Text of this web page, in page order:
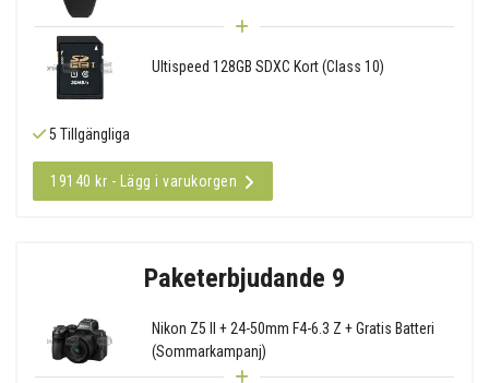
Ultispeed 128GB SDXC Kort (Class 10)
5 Tillgängliga
19140 kr - Lägg i varukorgen
Paketerbjudande 9
Nikon Z5 II + 24-50mm F4-6.3 Z + Gratis Batteri
(Sommarkampanj)